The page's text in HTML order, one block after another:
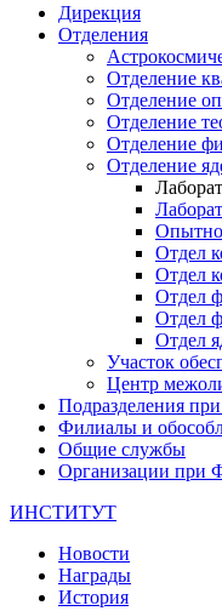
Дирекция
Отделения
Отделение
Отделение
Отделение
Отделение
Отделение
Отдел
Отдел
Отдел
Отдел
Отдел
Участок
Центр
Подразделения
Филиалы и
Общие службы
Организации
ИНСТИТУТ
Новости
Награды
История